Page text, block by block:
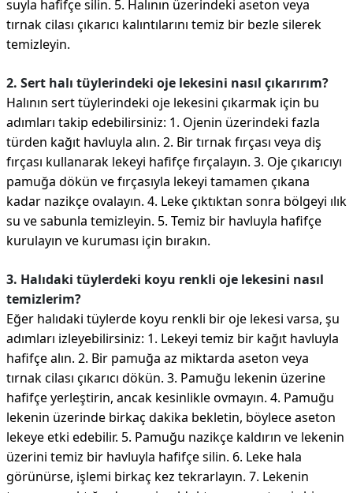
suyla hafifçe silin. 5. Halının üzerindeki aseton veya
tırnak cilası çıkarıcı kalıntılarını temiz bir bezle silerek
temizleyin.
2. Sert halı tüylerindeki oje lekesini nasıl çıkarırım?
Halının sert tüylerindeki oje lekesini çıkarmak için bu
adımları takip edebilirsiniz: 1. Ojenin üzerindeki fazla
türden kağıt havluyla alın. 2. Bir tırnak fırçası veya diş
fırçası kullanarak lekeyi hafifçe fırçalayın. 3. Oje çıkarıcıyı
pamuğa dökün ve fırçasıyla lekeyi tamamen çıkana
kadar nazikçe ovalayın. 4. Leke çıktıktan sonra bölgeyi ılık
su ve sabunla temizleyin. 5. Temiz bir havluyla hafifçe
kurulayın ve kuruması için bırakın.
3. Halıdaki tüylerdeki koyu renkli oje lekesini nasıl
temizlerim?
Eğer halıdaki tüylerde koyu renkli bir oje lekesi varsa, şu
adımları izleyebilirsiniz: 1. Lekeyi temiz bir kağıt havluyla
hafifçe alın. 2. Bir pamuğa az miktarda aseton veya
tırnak cilası çıkarıcı dökün. 3. Pamuğu lekenin üzerine
hafifçe yerleştirin, ancak kesinlikle ovmayın. 4. Pamuğu
lekenin üzerinde birkaç dakika bekletin, böylece aseton
lekeye etki edebilir. 5. Pamuğu nazikçe kaldırın ve lekenin
üzerini temiz bir havluyla hafifçe silin. 6. Leke hala
görünürse, işlemi birkaç kez tekrarlayın. 7. Lekenin